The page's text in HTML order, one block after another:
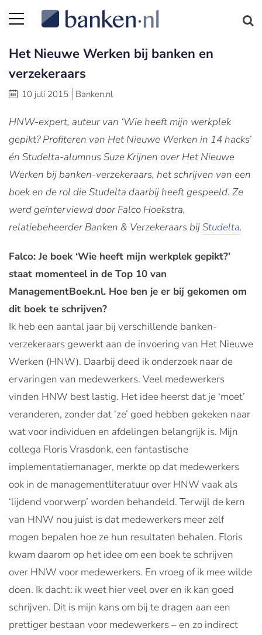
Het Nieuwe Werken bij banken en
verzekeraars
10 juli 2015 Banken.nl
HNW-expert, auteur van ‘Wie heeft mijn werkplek
gepikt? Profiteren van Het Nieuwe Werken in 14 hacks’
én Studelta-alumnus Suze Krijnen over Het Nieuwe
Werken bij banken-verzekeraars, het schrijven van een
boek en de rol die Studelta daarbij heeft gespeeld. Ze
werd geïnterviewd door Falco Hoekstra,
relatiebeheerder Banken & Verzekeraars bijStudelta.
Falco: Je boek ‘Wie heeft mijn werkplek gepikt?’
staat momenteel in de Top 10 van
ManagementBoek.nl. Hoe ben je er bij gekomen om
dit boek te schrijven?
Ik heb een aantal jaar bij verschillende banken-
verzekeraars gewerkt aan de invoering van Het Nieuwe
Werken (HNW). Daarbij deed ik onderzoek naar de
ervaringen van medewerkers. Veel medewerkers
vinden HNW best lastig. Het idee heerst dat je ‘moet’
veranderen, zonder dat ‘ze’ goed hebben gekeken naar
wat voor individuen en afdelingen belangrijk is. Mijn
collega Floris Vrasdonk, een fantastische
implementatiemanager, merkte op dat medewerkers
ook in de managementliteratuur over HNW vaak als
‘lijdend voorwerp’ worden behandeld. Terwijl de kern
van HNW nou juist is dat medewerkers meer zelf
mogen bepalen hoe ze hun resultaten behalen. Floris
kwam daarom op het idee om een boek te schrijven
over HNW voor medewerkers. En vroeg of ik mee wilde
doen. Ik dacht: ik weet hier veel over en ik kan goed
schrijven. Dit is mijn kans om bij te dragen aan een
prettiger bestaan voor medewerkers – en zo indirect